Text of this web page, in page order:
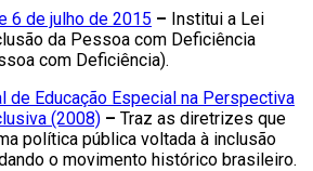
6 de julho de 2015 – Institui a Lei
da Pessoa com Deficiência
com Deficiência).
de Educação Especial na Perspectiva
(2008) – Traz as diretrizes que
política pública voltada à inclusão
o movimento histórico brasileiro.